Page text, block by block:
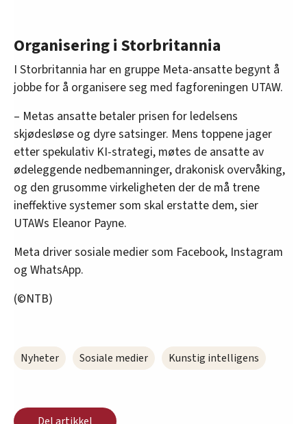
Organisering i Storbritannia
I Storbritannia har en gruppe Meta-ansatte begynt å
jobbe for å organisere seg med fagforeningen UTAW.
– Metas ansatte betaler prisen for ledelsens
skjødesløse og dyre satsinger. Mens toppene jager
etter spekulativ KI-strategi, møtes de ansatte av
ødeleggende nedbemanninger, drakonisk overvåking,
og den grusomme virkeligheten der de må trene
ineffektive systemer som skal erstatte dem, sier
UTAWs Eleanor Payne.
Meta driver sosiale medier som Facebook, Instagram
og WhatsApp.
(©NTB)
Nyheter Sosiale medier Kunstig intelligens